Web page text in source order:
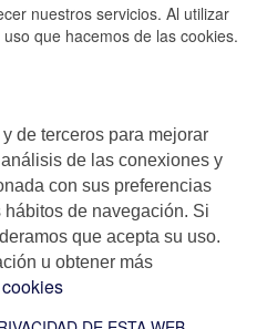
nuestros servicios. Al utilizar
que hacemos de las cookies.
de terceros para mejorar
de las conexiones y
con sus preferencias
de navegación. Si
que acepta su uso.
u obtener más